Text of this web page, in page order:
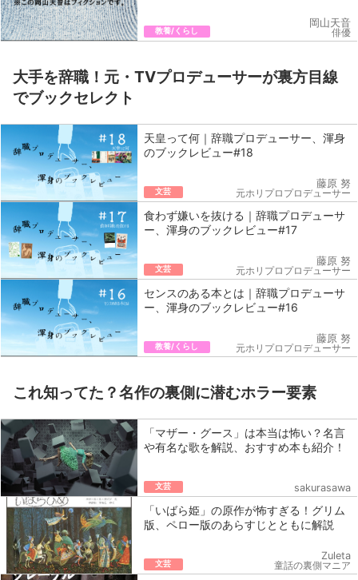
教養/くらし
岡山天音
俳優
大手を辞職！元・TVプロデューサーが裏方目線
でブックセレクト
天皇って何｜辞職プロデューサー、渾身
のブックレビュー#18
文芸
藤原 努
元ホリプロプロデューサー
食わず嫌いを抜ける｜辞職プロデューサ
ー、渾身のブックレビュー#17
文芸
藤原 努
元ホリプロプロデューサー
センスのある本とは｜辞職プロデューサ
ー、渾身のブックレビュー#16
教養/くらし
藤原 努
元ホリプロプロデューサー
これ知ってた？名作の裏側に潜むホラー要素
「マザー・グース」は本当は怖い？名言
や有名な歌を解説、おすすめ本も紹介！
文芸 sakurasawa
「いばら姫」の原作が怖すぎる！グリム
版、ペロー版のあらすじとともに解説
文芸
Zuleta
童話の裏側マニア